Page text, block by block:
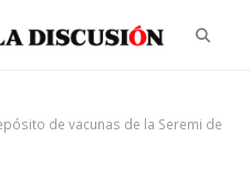
de vacunas de la Seremi de